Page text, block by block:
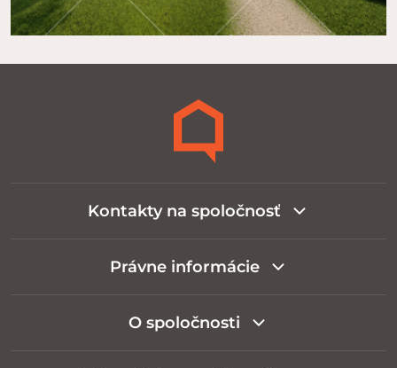
Kontakty na spoločnosť
Právne informácie
O spoločnosti